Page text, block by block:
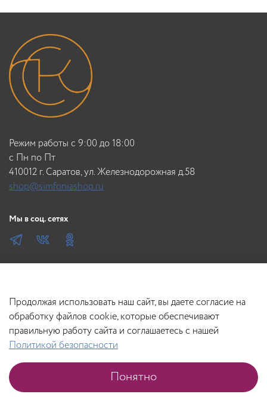
Режим работы с 9:00 до 18:00
c Пн по Пт
410012 г. Саратов, ул. Железнодорожная д.58
shop@simfoniashop.ru
Мы в соц. сетях
Продолжая использовать наш сайт, вы даете согласие на
обработку файлов cookie, которые обеспечивают
правильную работу сайта и соглашаетесь с нашей
Политикой безопасности
Понятно